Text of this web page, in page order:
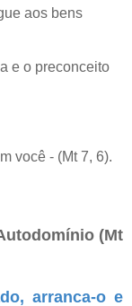
aos bens
e o preconceito
você - (Mt 7, 6).
(Mt
arranca-o e